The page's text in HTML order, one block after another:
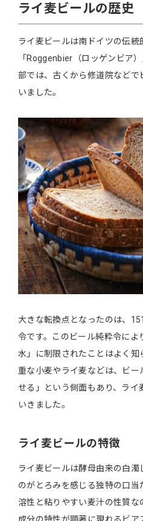
ライ麦ビールの歴史
ライ麦ビールは南ドイツの伝
「Roggenbier（ロッゲンビア
部では、古くから修道院などで
いました。
大きな転換点となったのは、
令です。このビール純粋令によ
水」に制限されたことはよく知
重な小麦やライ麦などは、ビー
せる」という側面もあり、ライ
いきました。
ライ麦ビールの特徴
ライ麦ビールは酵母由来の白濁
のがとろみを感じる独特の口当
溶性と粘りやすい麦汁の性質な